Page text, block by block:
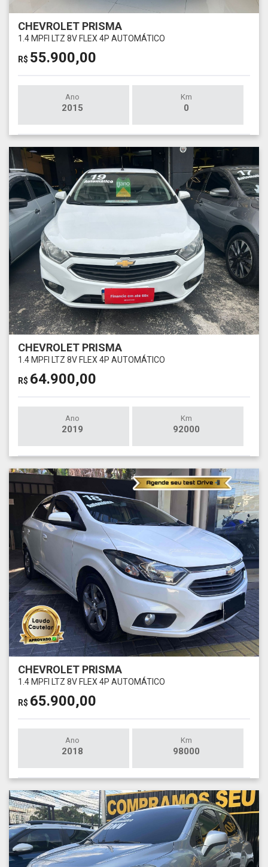
CHEVROLET PRISMA
1.4 MPFI LTZ 8V FLEX 4P AUTOMÁTICO
R$ 55.900,00
Ano
2015
Km
0
CHEVROLET PRISMA
1.4 MPFI LTZ 8V FLEX 4P AUTOMÁTICO
R$ 64.900,00
Ano
2019
Km
92000
CHEVROLET PRISMA
1.4 MPFI LTZ 8V FLEX 4P AUTOMÁTICO
R$ 65.900,00
Ano
2018
Km
98000